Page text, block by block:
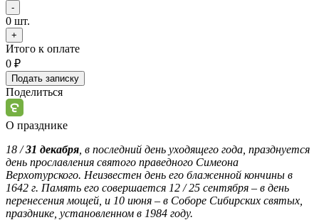
-
0 шт.
+
Итого к оплате
0 ₽
Подать записку
Поделиться
О празднике
18 /31 декабря , в последний день уходящего года, празднуется
день прославления святого праведного Симеона
Верхотурского. Неизвестен день его блаженной кончины в
1642 г. Память его совершается 12 / 25 сентября – в день
перенесения мощей, и 10 июня – в Соборе Сибирских святых,
празднике, установленном в 1984 году.